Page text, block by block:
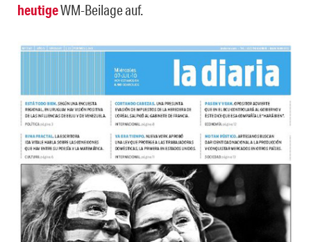
heutigeWM-Beilage auf.